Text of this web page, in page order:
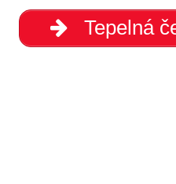
Tepelná